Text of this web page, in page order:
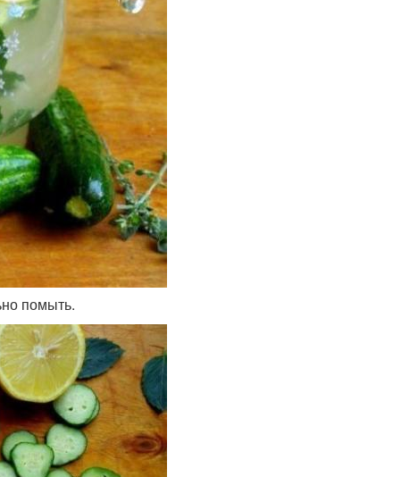
помыть.